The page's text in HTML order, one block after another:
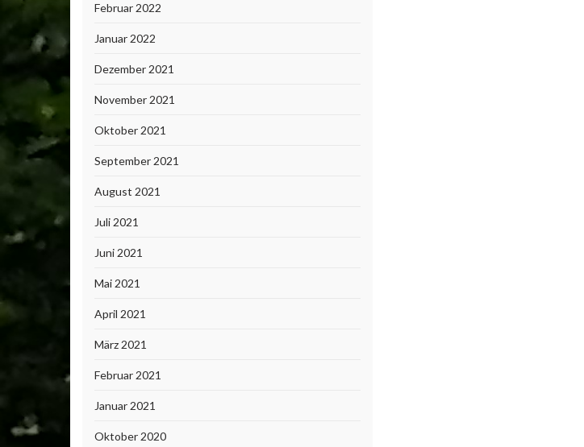
Februar 2022
Januar 2022
Dezember 2021
November 2021
Oktober 2021
September 2021
August 2021
Juli 2021
Juni 2021
Mai 2021
April 2021
März 2021
Februar 2021
Januar 2021
Oktober 2020